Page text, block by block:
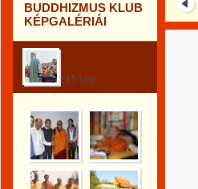
BUDDHIZMUS KLUB
KÉPGALÉRIÁI
15 kép